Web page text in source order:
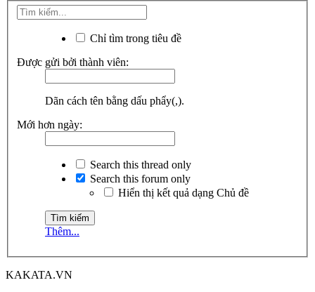
Chỉ tìm trong tiêu đề
Được gửi bởi thành viên:
Dãn cách tên bằng dấu phẩy(,).
Mới hơn ngày:
Search this thread only
Search this forum only
Hiển thị kết quả dạng Chủ đề
Thêm...
KAKATA.VN